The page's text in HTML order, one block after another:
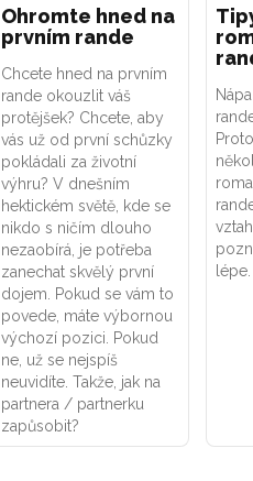
Ohromte hned na
prvním rande
Chcete hned na prvním
rande okouzlit váš
protějšek? Chcete, aby
vás už od první schůzky
pokládali za životní
výhru? V dnešním
hektickém světě, kde se
nikdo s ničím dlouho
nezaobírá, je potřeba
zanechat skvělý první
dojem. Pokud se vám to
povede, máte výbornou
výchozí pozici. Pokud
ne, už se nejspíš
neuvidíte. Takže, jak na
partnera / partnerku
zapůsobit?
lépe.